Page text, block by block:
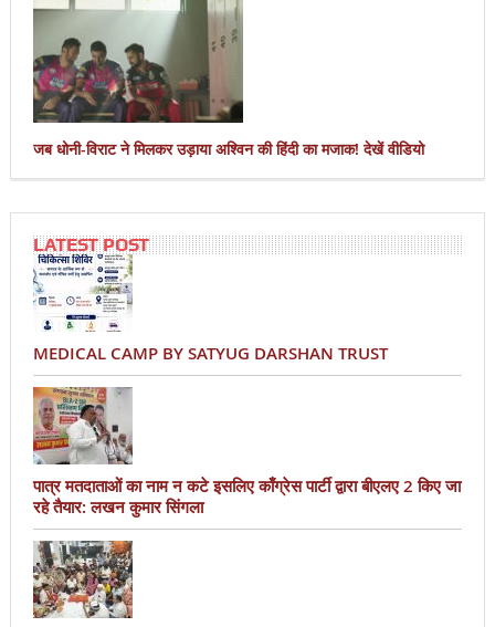
जब धोनी-विराट ने मिलकर उड़ाया अश्विन की हिंदी का मजाक! देखें वीडियो
LATEST POST
MEDICAL CAMP BY SATYUG DARSHAN TRUST
पात्र मतदाताओं का नाम न कटे इसलिए काँग्रेस पार्टी द्वारा बीएलए 2 किए जा
रहे तैयार: लखन कुमार सिंगला